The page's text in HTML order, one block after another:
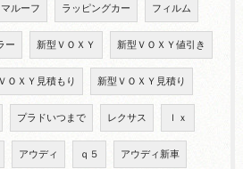
ルーフ ラッピングカー フィルム
ー 新型ＶＯＸＹ 新型ＶＯＸＹ値引き
ＯＸＹ見積もり 新型ＶＯＸＹ見積り
プラドいつまで レクサス ｌｘ
アウディ ｑ５ アウディ新車